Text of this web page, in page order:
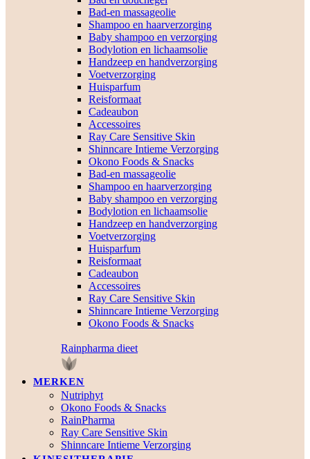
Bad-en massageolie
Shampoo en haarverzorging
Baby shampoo en verzorging
Bodylotion en lichaamsolie
Handzeep en handverzorging
Voetverzorging
Huisparfum
Reisformaat
Cadeaubon
Accessoires
Ray Care Sensitive Skin
Shinncare Intieme Verzorging
Okono Foods & Snacks
Bad-en massageolie
Shampoo en haarverzorging
Baby shampoo en verzorging
Bodylotion en lichaamsolie
Handzeep en handverzorging
Voetverzorging
Huisparfum
Reisformaat
Cadeaubon
Accessoires
Ray Care Sensitive Skin
Shinncare Intieme Verzorging
Okono Foods & Snacks
Rainpharma dieet
MERKEN
Nutriphyt
Okono Foods & Snacks
RainPharma
Ray Care Sensitive Skin
Shinncare Intieme Verzorging